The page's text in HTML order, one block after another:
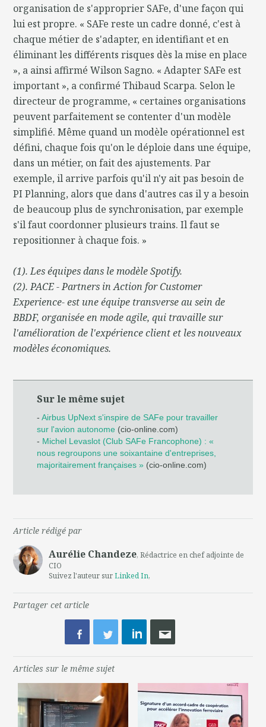
organisation de s'approprier SAFe, d'une façon qui
lui est propre. « SAFe reste un cadre donné, c'est à
chaque métier de s'adapter, en identifiant et en
éliminant les différents risques dès la mise en place
», a ainsi affirmé Wilson Sagno. « Adapter SAFe est
important », a confirmé Thibaud Scarpa. Selon le
directeur de programme, « certaines organisations
peuvent parfaitement se contenter d'un modèle
simplifié. Même quand un modèle opérationnel est
défini, chaque fois qu'on le déploie dans une équipe,
dans un métier, on fait des ajustements. Par
exemple, il arrive parfois qu'il n'y ait pas besoin de
PI Planning, alors que dans d'autres cas il y a besoin
de beaucoup plus de synchronisation, par exemple
s'il faut coordonner plusieurs trains. Il faut se
repositionner à chaque fois. »
(1). Les équipes dans le modèle Spotify.
(2). PACE - Partners in Action for Customer
Experience- est une équipe transverse au sein de
BBDF, organisée en mode agile, qui travaille sur
l'amélioration de l'expérience client et les nouveaux
modèles économiques.
Sur le même sujet
-Airbus UpNext s'inspire de SAFe pour travailler
sur l'avion autonome (cio-online.com)
- Michel Levaslot (Club SAFe Francophone) : «
nous regroupons une soixantaine d'entreprises,
majoritairement françaises » (cio-online.com)
Article rédigé par
Aurélie Chandeze, Rédactrice en chef adjointe de
CIO
Suivez l'auteur surLinked In,
Partager cet article
Articles sur le même sujet